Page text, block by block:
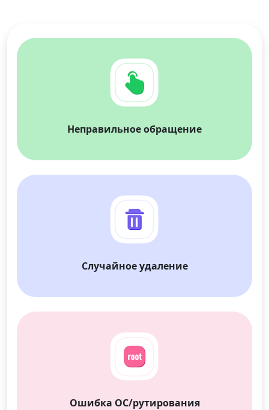
Неправильное обращение
Случайное удаление
Ошибка ОС/рутирования
Tiếng Việt
Español
Français